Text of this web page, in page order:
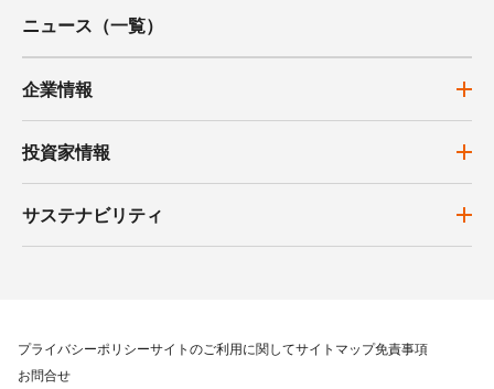
ニュース（一覧）
企業情報
投資家情報
サステナビリティ
プライバシーポリシーサイトのご利用に関してサイトマップ免責事項
お問合せ